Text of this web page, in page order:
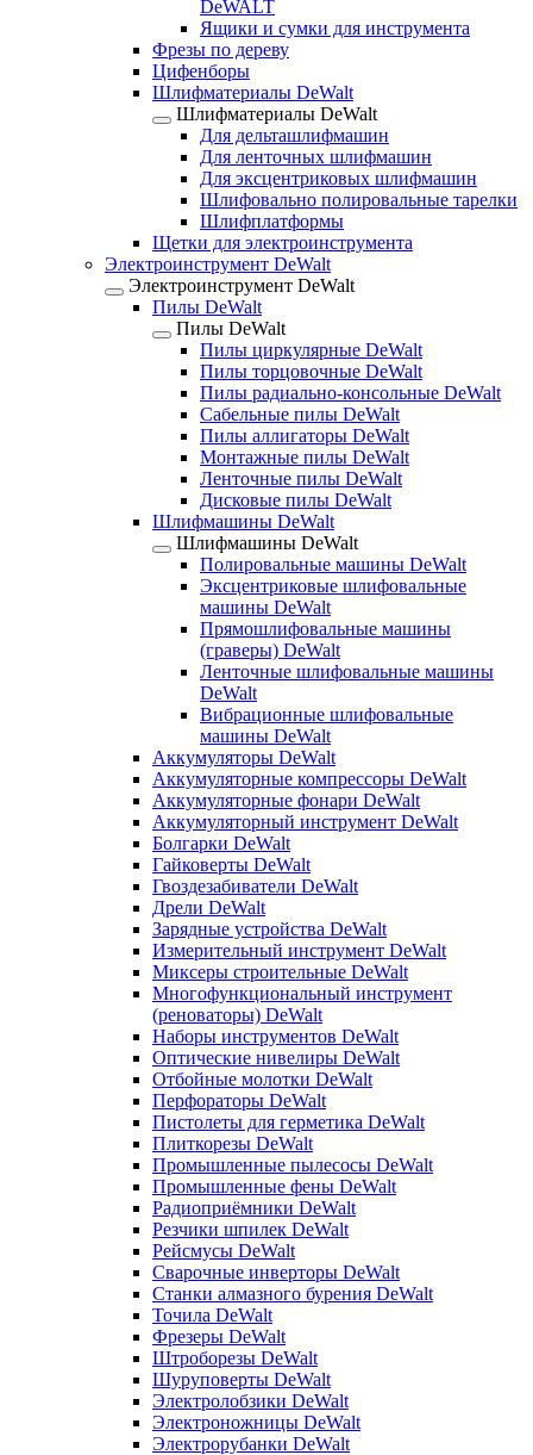
DeWALT
Ящики и сумки для инструмента
Фрезы по дереву
Цифенборы
Шлифматериалы DeWalt
Шлифматериалы DeWalt
Для дельташлифмашин
Для ленточных шлифмашин
Для эксцентриковых шлифмашин
Шлифовально полировальные тарелки
Шлифплатформы
Щетки для электроинструмента
Электроинструмент DeWalt
Электроинструмент DeWalt
Пилы DeWalt
Пилы DeWalt
Пилы циркулярные DeWalt
Пилы торцовочные DeWalt
Пилы радиально-консольные DeWalt
Сабельные пилы DeWalt
Пилы аллигаторы DeWalt
Монтажные пилы DeWalt
Ленточные пилы DeWalt
Дисковые пилы DeWalt
Шлифмашины DeWalt
Шлифмашины DeWalt
Полировальные машины DeWalt
Эксцентриковые шлифовальные
машины DeWalt
Прямошлифовальные машины
(граверы) DeWalt
Ленточные шлифовальные машины
DeWalt
Вибрационные шлифовальные
машины DeWalt
Аккумуляторы DeWalt
Аккумуляторные компрессоры DeWalt
Аккумуляторные фонари DeWalt
Аккумуляторный инструмент DeWalt
Болгарки DeWalt
Гайковерты DeWalt
Гвоздезабиватели DeWalt
Дрели DeWalt
Зарядные устройства DeWalt
Измерительный инструмент DeWalt
Миксеры строительные DeWalt
Многофункциональный инструмент
(реноваторы) DeWalt
Наборы инструментов DeWalt
Оптические нивелиры DeWalt
Отбойные молотки DeWalt
Перфораторы DeWalt
Пистолеты для герметика DeWalt
Плиткорезы DeWalt
Промышленные пылесосы DeWalt
Промышленные фены DeWalt
Радиоприёмники DeWalt
Резчики шпилек DeWalt
Рейсмусы DeWalt
Сварочные инверторы DeWalt
Станки алмазного бурения DeWalt
Точила DeWalt
Фрезеры DeWalt
Штроборезы DeWalt
Шуруповерты DeWalt
Электролобзики DeWalt
Электроножницы DeWalt
Электрорубанки DeWalt